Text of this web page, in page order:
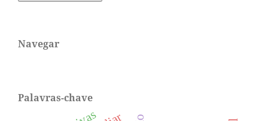
Navegar
Palavras-chave